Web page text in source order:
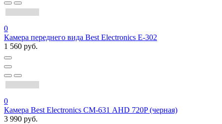
0
Камера переднего вида Best Electronics Е-302
1 560 руб.
0
Камера Best Electronics СМ-631 AHD 720P (черная)
3 990 руб.